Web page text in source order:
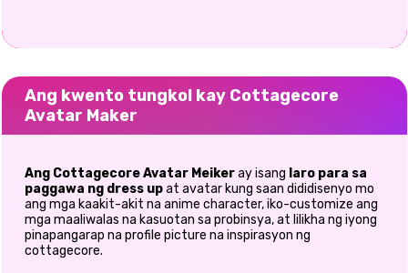
Ang kwento tungkol kay Cottagecore
Avatar Maker
Ang Cottagecore Avatar Meikeray isang laro para sa
paggawa ng dress upat avatar kung saan dididisenyo mo
ang mga kaakit-akit na anime character, iko-customize ang
mga maaliwalas na kasuotan sa probinsya, at lilikha ng iyong
pinapangarap na profile picture na inspirasyon ng
cottagecore.